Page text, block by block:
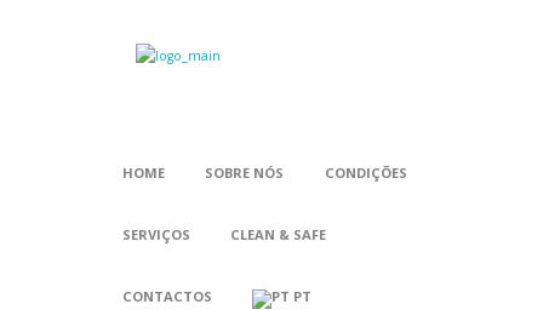
HOME SOBRE NÓS CONDIÇÕES
SERVIÇOS CLEAN & SAFE
CONTACTOS PT